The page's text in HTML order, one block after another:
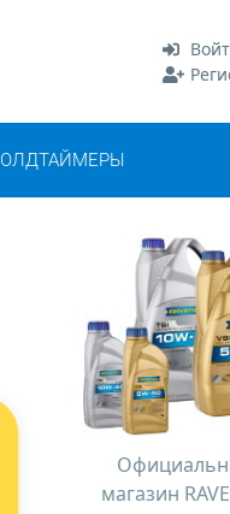
ОЛДТАЙМЕРЫ
магазин